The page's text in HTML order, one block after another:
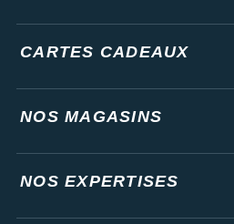
CARTES CADEAUX
NOS MAGASINS
NOS EXPERTISES